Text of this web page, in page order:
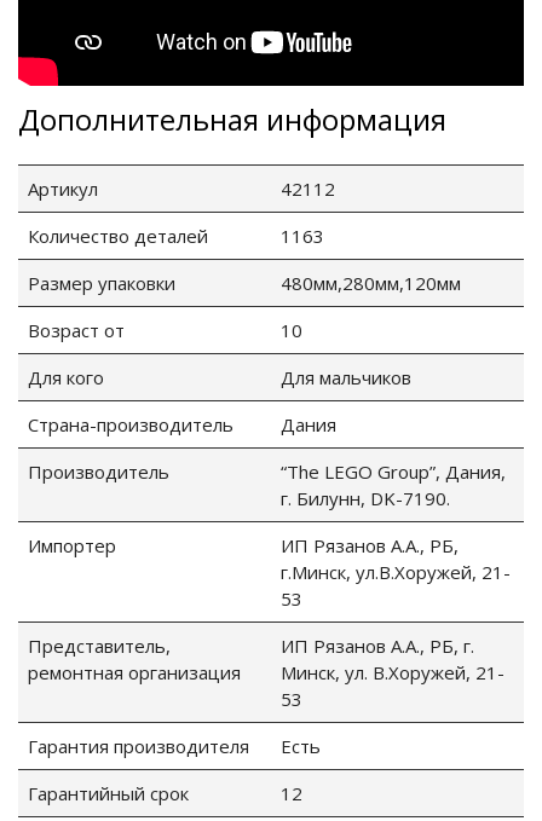
Дополнительная информация
Артикул
42112
Количество деталей
1163
Размер упаковки
480мм,280мм,120мм
Возраст от
10
Для кого
Для мальчиков
Страна-производитель
Дания
Производитель
“The LEGO Group”, Дания,
г. Билунн, DK-7190.
Импортер
ИП Рязанов А.А., РБ,
г.Минск, ул.В.Хоружей, 21-
53
Представитель,
ремонтная организация
ИП Рязанов А.А., РБ, г.
Минск, ул. В.Хоружей, 21-
53
Гарантия производителя
Есть
Гарантийный срок
12